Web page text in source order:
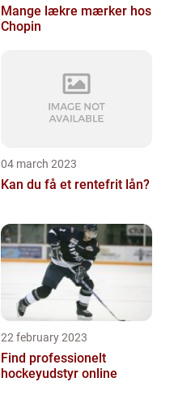
Mange lækre mærker hos
Chopin
04 march 2023
Kan du få et rentefrit lån?
22 february 2023
Find professionelt
hockeyudstyr online